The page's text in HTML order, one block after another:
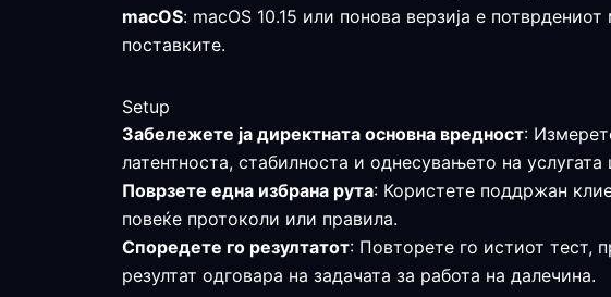
macOS: macOS 10.15 или понова верзија е
поставките.
Setup
Забележете ја директната основна вредност:
латентноста, стабилноста и однесувањето на
Поврзете една избрана рута: Користете поддржан
повеќе протоколи или правила.
Споредете го резултатот: Повторете го истиот тест,
резултат одговара на задачата за работа на далечина.